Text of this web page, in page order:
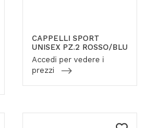
CAPPELLI SPORT
UNISEX PZ.2 ROSSO/BLU
Accedi per vedere i
prezzi